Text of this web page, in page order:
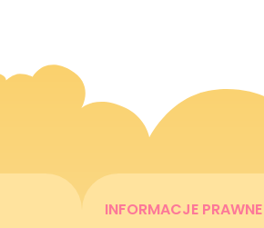
INFORMACJE PRAWNE